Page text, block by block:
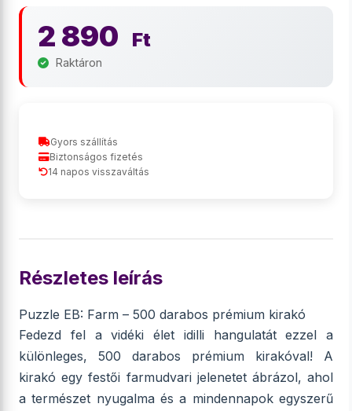
2 890 Ft
Raktáron
Gyors szállítás
Biztonságos fizetés
14 napos visszaváltás
Részletes leírás
Puzzle EB: Farm – 500 darabos prémium kirakó
Fedezd fel a vidéki élet idilli hangulatát ezzel a
különleges, 500 darabos prémium kirakóval! A
kirakó egy festői farmudvari jelenetet ábrázol, ahol
a természet nyugalma és a mindennapok egyszerű